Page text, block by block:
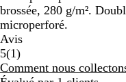
brossée, 280 g/m².
microperforé.
Avis
5(11
avis
)
Comment nous